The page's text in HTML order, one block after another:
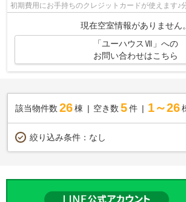
初期費用にお手持ちのクレジットカードが使えます♪
現在空室情報がありません。
「ユーハウスⅦ」への
お問い合わせはこちら
該当物件数 26棟 空き数 5 件 1～26
絞り込み条件： なし